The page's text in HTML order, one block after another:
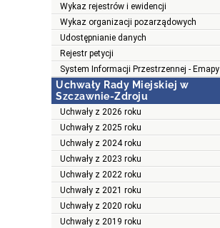
Wykaz rejestrów i ewidencji
Wykaz organizacji pozarządowych
Udostępnianie danych
Rejestr petycji
System Informacji Przestrzennej - Emapy
Uchwały Rady Miejskiej w
Szczawnie-Zdroju
Uchwały z 2026 roku
Uchwały z 2025 roku
Uchwały z 2024 roku
Uchwały z 2023 roku
Uchwały z 2022 roku
Uchwały z 2021 roku
Uchwały z 2020 roku
Uchwały z 2019 roku